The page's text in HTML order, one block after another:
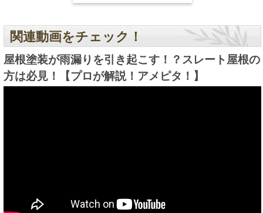
関連動画をチェック！
屋根塗装が雨漏りを引き起こす！？スレート屋根の
方は必見！【プロが解説！アメピタ！】